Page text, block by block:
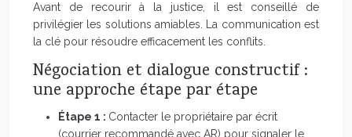
Avant de recourir à la justice, il est conseillé de
privilégier les solutions amiables. La communication est
la clé pour résoudre efficacement les conflits.
Négociation et dialogue constructif :
une approche étape par étape
Étape 1 : Contacter le propriétaire par écrit
(courrier recommandé avec AR) pour signaler le